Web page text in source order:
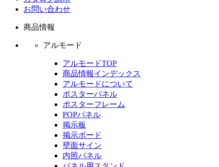
お問い合わせ
商品情報
アルモード
アルモードTOP
商品情報インデックス
アルモードについて
ポスターパネル
ポスターフレーム
POPパネル
掲示板
掲示ボード
壁面サイン
内照パネル